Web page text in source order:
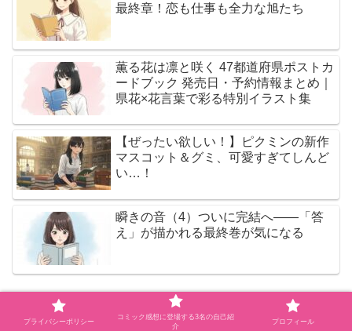
最終章！恋も仕事も全力な旭たち
薫る花は凛と咲く 47都道府県ポストカ
ードブック 発売日・予約情報まとめ｜
県花×花言葉で彩る特別イラスト集
【ぜったい欲しい！】ピクミンの新作
マスコット＆グミ、可愛すぎてしんど
い…！
瞬きの音（4）ついに完結へ――「答
え」が描かれる最終巻が気になる
人気記事（本日）
プライバシーポリシー
コミック感想に登場する3名の自己紹
介
プロフィール